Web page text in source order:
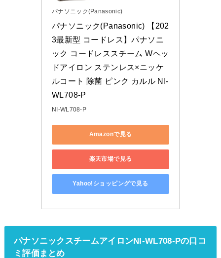
パナソニック(Panasonic)
パナソニック(Panasonic) 【202
3最新型 コードレス】パナソニ
ック コードレススチーム Wヘッ
ドアイロン ステンレス×ニッケ
ルコート 除菌 ピンク カルル NI-
WL708-P
NI-WL708-P
Amazonで見る
楽天市場で見る
Yahoo!ショッピングで見る
パナソニックスチームアイロンNI-WL708-Pの口コ
ミ評価まとめ